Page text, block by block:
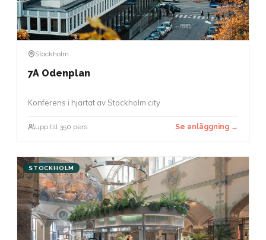
Stockholm
7A Odenplan
Konferens i hjärtat av Stockholm city
upp till 350 pers. Se anläggning →
STOCKHOLM